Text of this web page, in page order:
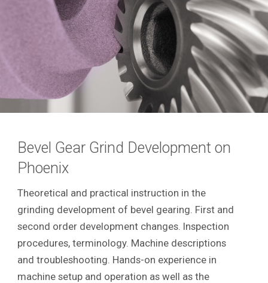
Bevel Gear Grind Development on
Phoenix
Theoretical and practical instruction in the
grinding development of bevel gearing. First and
second order development changes. Inspection
procedures, terminology. Machine descriptions
and troubleshooting. Hands-on experience in
machine setup and operation as well as the